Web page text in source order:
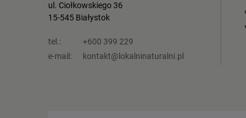
ul. Ciołkowskiego 36
15-545 Białystok
tel.:
+600 399 229
e-mail:
kontakt@lokalninaturalni.pl